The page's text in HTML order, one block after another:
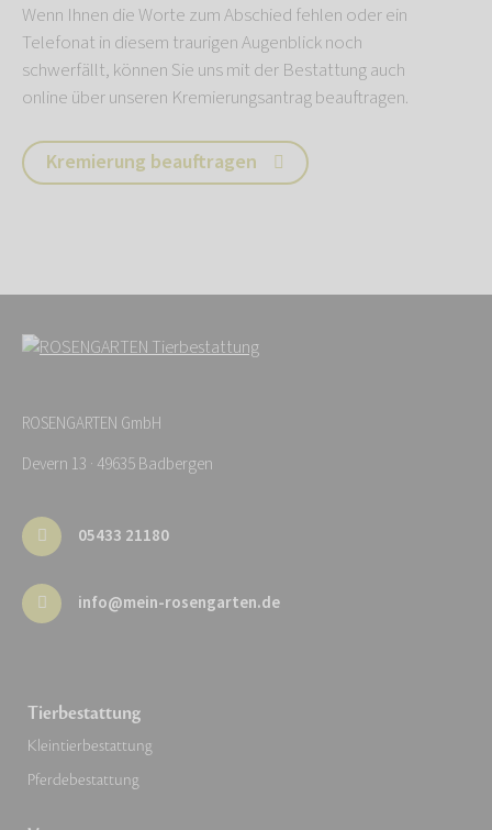
Wenn Ihnen die Worte zum Abschied fehlen oder ein
Telefonat in diesem traurigen Augenblick noch
schwerfällt, können Sie uns mit der Bestattung auch
online über unseren Kremierungsantrag beauftragen.
Kremierung beauftragen
ROSENGARTEN GmbH
Devern 13 · 49635 Badbergen
05433 21180
info@mein-rosengarten.de
Tierbestattung
Kleintierbestattung
Pferdebestattung